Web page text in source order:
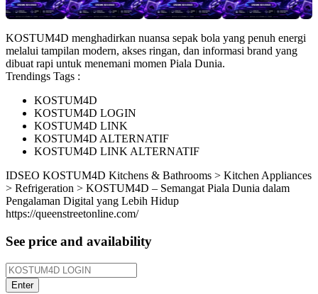
KOSTUM4D menghadirkan nuansa sepak bola yang penuh energi
melalui tampilan modern, akses ringan, dan informasi brand yang
dibuat rapi untuk menemani momen Piala Dunia.
Trendings Tags :
KOSTUM4D
KOSTUM4D LOGIN
KOSTUM4D LINK
KOSTUM4D ALTERNATIF
KOSTUM4D LINK ALTERNATIF
IDSEO KOSTUM4D Kitchens & Bathrooms > Kitchen Appliances
> Refrigeration > KOSTUM4D – Semangat Piala Dunia dalam
Pengalaman Digital yang Lebih Hidup
https://queenstreetonline.com/
See price and availability
Enter